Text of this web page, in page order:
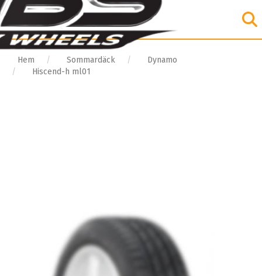
Hem Sommardäck
Dynamo
Hiscend-h ml01